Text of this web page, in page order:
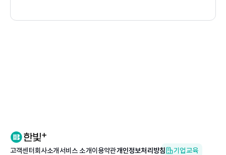
고객센터회사소개서비스 소개이용약관개인정보처리방침 기업교육